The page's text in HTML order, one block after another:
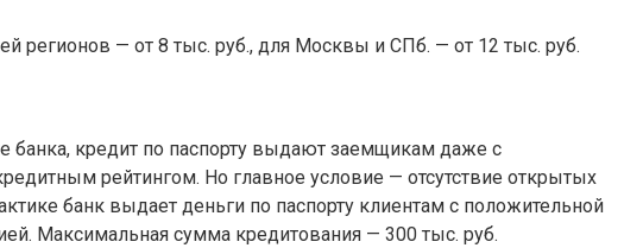
регионов — от 8 тыс. руб., для Москвы и СПб. — от 12 тыс. руб.
банка, кредит по паспорту выдают заемщикам даже с
рейтингом. Но главное условие — отсутствие открытых
банк выдает деньги по паспорту клиентам с положительной
Максимальная сумма кредитования — 300 тыс. руб.